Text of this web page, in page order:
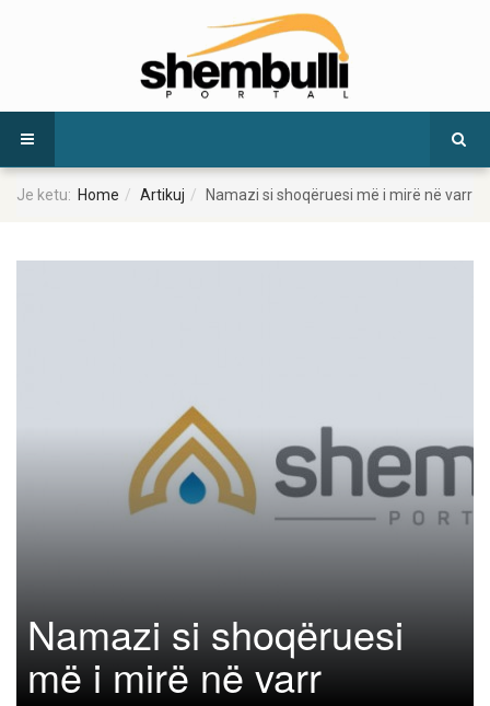
Je ketu: Home Artikuj Namazi si shoqëruesi më i mirë në varr
Namazi si shoqëruesi
më i mirë në varr